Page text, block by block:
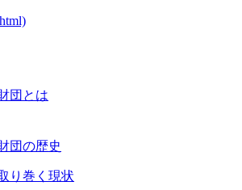
団とは
団の歴史
り巻く現状